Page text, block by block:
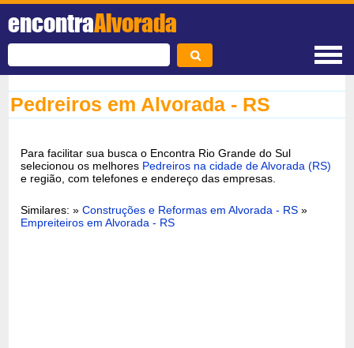
encontraAlvorada
Pedreiros em Alvorada - RS
Para facilitar sua busca o Encontra Rio Grande do Sul
selecionou os melhores Pedreiros na cidade de Alvorada (RS)
e região, com telefones e endereço das empresas.
Similares: »Construções e Reformas em Alvorada - RS »
Empreiteiros em Alvorada - RS